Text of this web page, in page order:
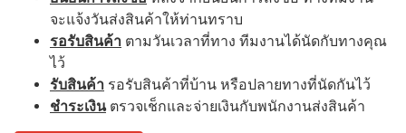
จะแจ้งวันส่งสินค้าให้ท่านทราบ
รอรับสินค้า ตามวันเวลาที่ทาง ทีมงานได้นัดกับทางคุณ
ไว้
รับสินค้า รอรับสินค้าที่บ้าน หรือปลายทางที่นัดกันไว้
ชำระเงินตรวจเช็กและจ่ายเงินกับพนักงานส่งสินค้า